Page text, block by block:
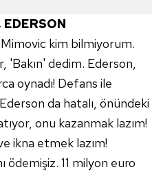
için İnternet
kişilere ait çerezler
vasıtasıyla çeşitli kişisel
olan çerezler bilgi
amacıyla
sitemizin daha işlevsel
ve sizlere yönelik
yapılması, amaçlarıyla
kullanılacaktır.
kim bilmiyorum.
'Bakın' dedim. Ederson,
oynadı! Defans ile
da hatalı, önündeki
onu kazanmak lazım!
ikna etmek lazım!
ödemişiz. 11 milyon euro